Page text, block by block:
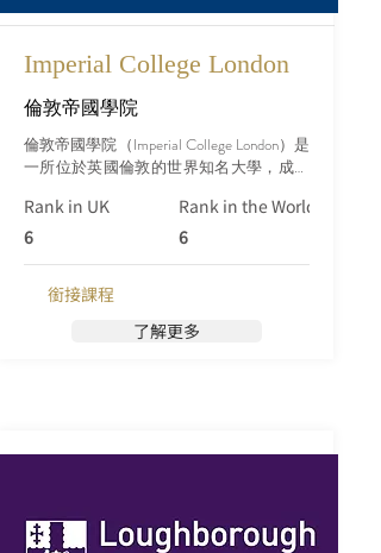
Imperial College London
倫敦帝國學院
倫敦帝國學院（Imperial College London）是
一所位於英國倫敦的世界知名大學，成立
程、醫學和商業學科聞名，是英國頂尖的
研究型大學之一。
Rank in UK
Rank in the World (Qs)
6
6
銜接課程
了解更多